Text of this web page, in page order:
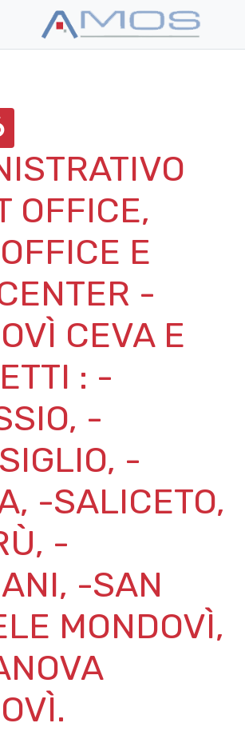
OFFICE,
E
-
CEVA E
: -
-
-
-SALICETO,
-
-SAN
MONDOVÌ,